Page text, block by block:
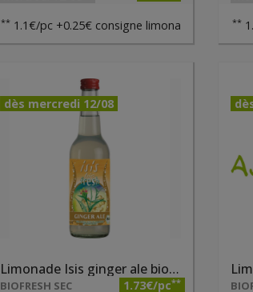
** 1.1€/pc +0.25€ consigne limona **
dès mercredi 12/08
Limonade Isis ginger ale bio 33cl
BIOFRESH SEC 1.73€/pc**